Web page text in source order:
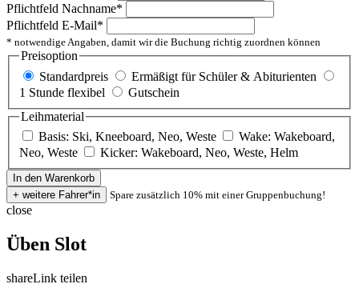
Pflichtfeld Nachname*
Pflichtfeld E-Mail*
* notwendige Angaben, damit wir die Buchung richtig zuordnen können
Preisoption
Standardpreis
Ermäßigt für Schüler & Abiturienten
1 Stunde flexibel
Gutschein
Leihmaterial
Basis: Ski, Kneeboard, Neo, Weste
Wake: Wakeboard,
Neo, Weste
Kicker: Wakeboard, Neo, Weste, Helm
Spare zusätzlich 10% mit einer Gruppenbuchung!
close
Üben Slot
shareLink teilen